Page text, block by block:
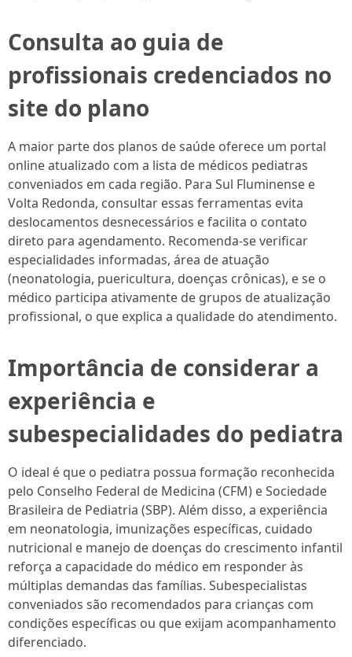
Consulta ao guia de
profissionais credenciados no
site do plano
A maior parte dos planos de saúde oferece um portal
online atualizado com a lista de médicos pediatras
conveniados em cada região. Para Sul Fluminense e
Volta Redonda, consultar essas ferramentas evita
deslocamentos desnecessários e facilita o contato
direto para agendamento. Recomenda-se verificar
especialidades informadas, área de atuação
(neonatologia, puericultura, doenças crônicas), e se o
médico participa ativamente de grupos de atualização
profissional, o que explica a qualidade do atendimento.
Importância de considerar a
experiência e
subespecialidades do pediatra
O ideal é que o pediatra possua formação reconhecida
pelo Conselho Federal de Medicina (CFM) e Sociedade
Brasileira de Pediatria (SBP). Além disso, a experiência
em neonatologia, imunizações específicas, cuidado
nutricional e manejo de doenças do crescimento infantil
reforça a capacidade do médico em responder às
múltiplas demandas das famílias. Subespecialistas
conveniados são recomendados para crianças com
condições específicas ou que exijam acompanhamento
diferenciado.